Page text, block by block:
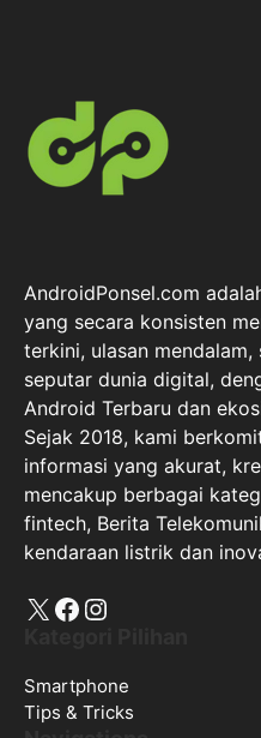
AndroidPonsel.com
yang secara konsisten
terkini, ulasan
seputar dunia digital,
Android Terbaru dan
Sejak 2018, kami
informasi yang akurat,
mencakup berbagai
fintech, Berita
kendaraan listrik dan
X Facebook
Instagram
Smartphone
Tips & Tricks